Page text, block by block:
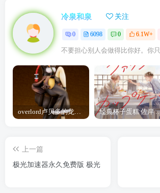
冷泉和泉 关注
0 6098 0 6.1W+
经典杯子蛋糕 佐岸 漫画「经典
上一篇
极光加速器永久免费版 极光